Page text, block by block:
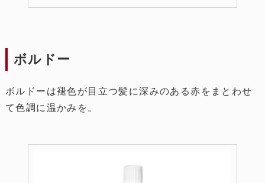
ボルドー
ボルドーは褪色が目立つ髪に深みのある赤をまとわせ
て色調に温かみを。